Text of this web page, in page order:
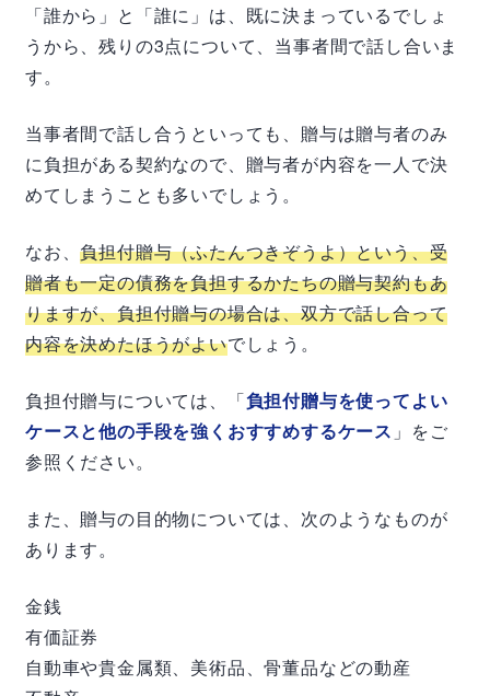
「誰から」と「誰に」は、既に決まっているでしょ
うから、残りの3点について、当事者間で話し合いま
す。
当事者間で話し合うといっても、贈与は贈与者のみ
に負担がある契約なので、贈与者が内容を一人で決
めてしまうことも多いでしょう。
なお、負担付贈与（ふたんつきぞうよ）という、受
贈者も一定の債務を負担するかたちの贈与契約もあ
りますが、負担付贈与の場合は、双方で話し合って
内容を決めたほうがよいでしょう。
負担付贈与については、「負担付贈与を使ってよい
ケースと他の手段を強くおすすめするケース 」をご
参照ください。
また、贈与の目的物については、次のようなものが
あります。
金銭
有価証券
自動車や貴金属類、美術品、骨董品などの動産